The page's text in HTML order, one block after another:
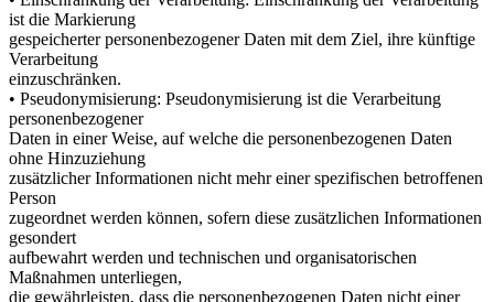
ist die Markierung
gespeicherter personenbezogener Daten mit dem Ziel, ihre künftige
Verarbeitung
einzuschränken.
• Pseudonymisierung: Pseudonymisierung ist die Verarbeitung
personenbezogener
Daten in einer Weise, auf welche die personenbezogenen Daten
ohne Hinzuziehung
zusätzlicher Informationen nicht mehr einer spezifischen betroffenen
Person
zugeordnet werden können, sofern diese zusätzlichen Informationen
gesondert
aufbewahrt werden und technischen und organisatorischen
Maßnahmen unterliegen,
die gewährleisten, dass die personenbezogenen Daten nicht einer